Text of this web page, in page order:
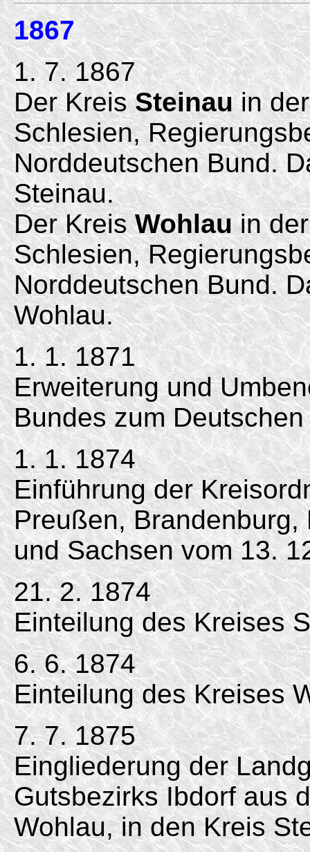
1867
1. 7. 1867
Der KreisSteinauin
Schlesien,
Norddeutschen Bund.
Steinau.
Der KreisWohlauin der
Schlesien,
Norddeutschen Bund.
Wohlau.
1. 1. 1871
Erweiterung und
Bundes zum
1. 1. 1874
Einführung der
Preußen,
und Sachsen vom 13.
21. 2. 1874
Einteilung des Kreises
6. 6. 1874
Einteilung des Kreises
7. 7. 1875
Eingliederung der
Gutsbezirks Ibdorf aus
Wohlau, in den Kreis